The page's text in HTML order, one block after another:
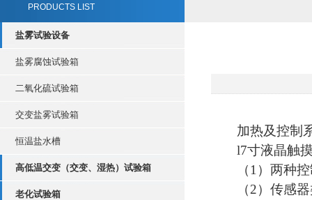
PRODUCTS LIST
盐雾试验设备
盐雾腐蚀试验箱
二氧化硫试验箱
交变盐雾试验箱
恒温盐水槽
高低温交变（交变、湿热）试验箱
老化试验箱
加热及控制
l7寸液晶触
（1）两种
（2）传感